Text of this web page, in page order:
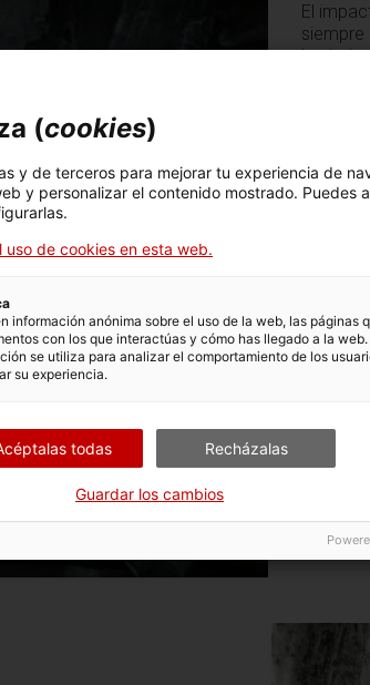
El
siempre
la
la
través
Así, el
porque
arte. De
la
libros
Santa
(cookies)
y de terceros para mejorar tu experiencia de
y personalizar el contenido mostrado. Puedes
uso de cookies en esta web.
información anónima sobre el uso de la web, las páginas
con los que interactúas y cómo has llegado a la web.
se utiliza para analizar el comportamiento de los
su experiencia.
todas Recházalas
Guardar los cambios